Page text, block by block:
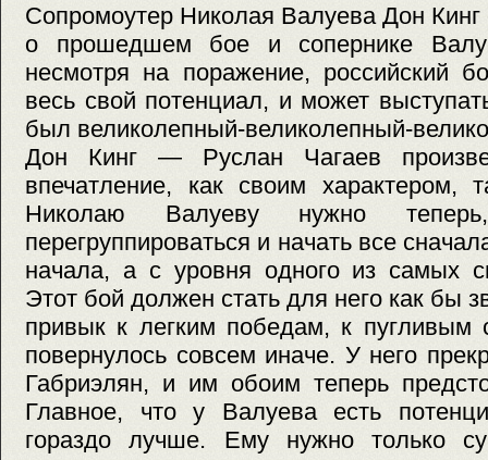
Сопромоутер Николая Валуева Дон Кинг
о прошедшем бое и сопернике
несмотря на поражение, российский
весь свой потенциал, и может
был великолепный-великолепный-
Дон Кинг — Руслан Чагаев
впечатление, как своим характером,
Николаю Валуеву нужно
перегруппироваться и начать все
начала, а с уровня одного из самых
Этот бой должен стать для него как бы
привык к легким победам, к пугливым
повернулось совсем иначе. У него
Габриэлян, и им обоим теперь
Главное, что у Валуева есть
гораздо лучше. Ему нужно только